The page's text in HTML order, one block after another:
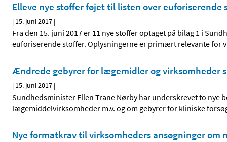
Elleve nye stoffer føjet til listen over euforiserende
| 15. juni 2017 |
Fra den 15. juni 2017 er 11 nye stoffer optaget på bilag 1 i
euforiserende stoffer. Oplysningerne er primært relevante for
Ændrede gebyrer for lægemidler og virksomheder
| 15. juni 2017 |
Sundhedsminister Ellen Trane Nørby har underskrevet to
lægemiddelvirksomheder m.v. og om gebyrer for kliniske
Nye formatkrav til virksomheders ansøgninger om